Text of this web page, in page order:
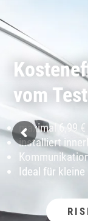
vom
maximal 6,99 €
installiert
Ideal für